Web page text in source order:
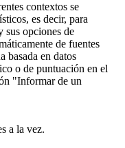
contextos se
es decir, para
sus opciones de
de fuentes
basada en datos
o de puntuación en el
"Informar de un
a la vez.